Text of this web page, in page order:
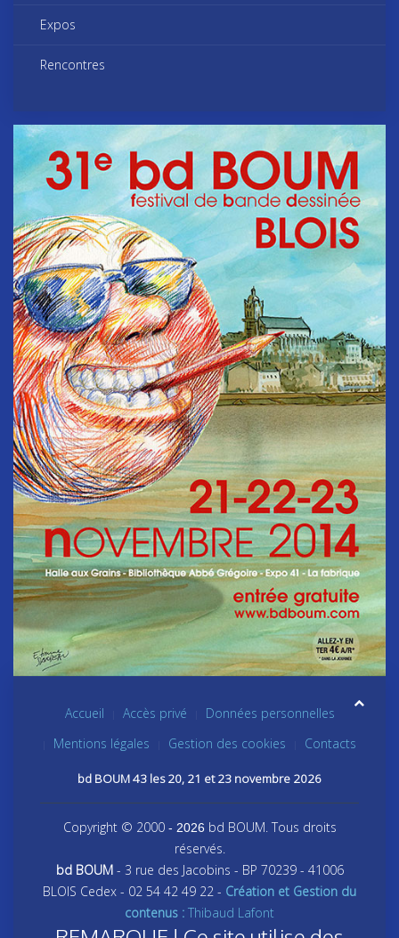
Expos
Rencontres
Accueil Accès privé
Données personnelles
Mentions légales
Gestion des cookies Contacts
bd BOUM 43 les 20, 21 et 23 novembre 2026
Copyright © 2000- 2026 bd BOUM. Tous droits
réservés.
bd BOUM- 3 rue des Jacobins - BP 70239 - 41006
BLOIS Cedex - 02 54 42 49 22 - Création et Gestion du
contenus : Thibaud Lafont